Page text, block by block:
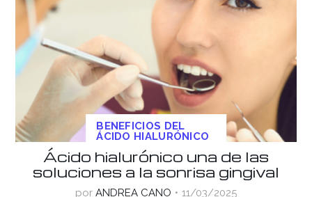
BENEFICIOS DEL
ÁCIDO HIALURÓNICO
Ácido hialurónico una de las
soluciones a la sonrisa gingival
por ANDREA CANO 11/03/2025